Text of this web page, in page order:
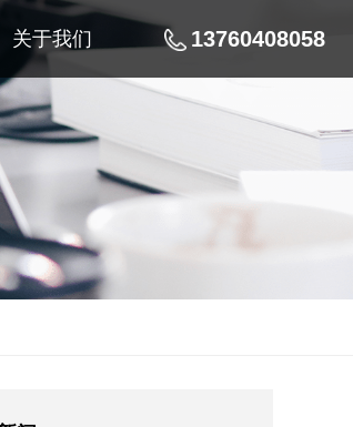
关于我们 13760408058